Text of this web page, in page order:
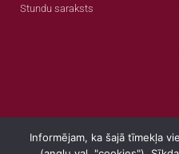
Stundu saraksts
Informējam, ka šajā tīmekļa